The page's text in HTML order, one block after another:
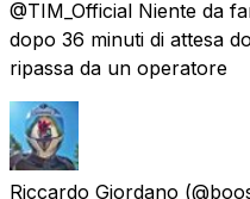
@TIM_Official Niente da
dopo 36 minuti di attesa
ripassa da un operatore
Riccardo Giordano